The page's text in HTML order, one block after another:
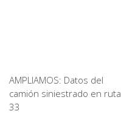
AMPLIAMOS: Datos del
camión siniestrado en ruta
33